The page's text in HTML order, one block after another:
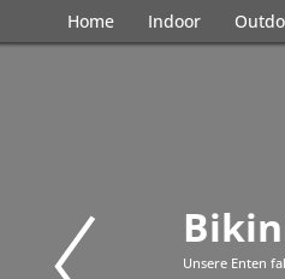
Home Indoor
Unsere Enten